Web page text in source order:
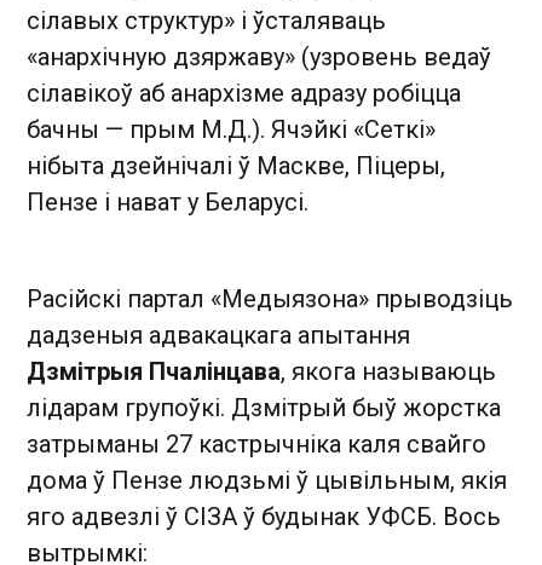
сілавых структур» і ўсталяваць
«анархічную дзяржаву» (узровень ведаў
сілавікоў аб анархізме адразу робіцца
бачны — прым М.Д.). Ячэйкі «Сеткі»
нібыта дзейнічалі ў Маскве, Піцеры,
Пензе і нават у Беларусі.
Расійскі партал «Медыязона» прыводзіць
дадзеныя адвакацкага апытання
Дзмітрыя Пчалінцава, якога называюць
лідарам групоўкі. Дзмітрый быў жорстка
затрыманы 27 кастрычніка каля свайго
дома ў Пензе людзьмі ў цывільным, якія
яго адвезлі ў СІЗА ў будынак УФСБ. Вось
вытрымкі: